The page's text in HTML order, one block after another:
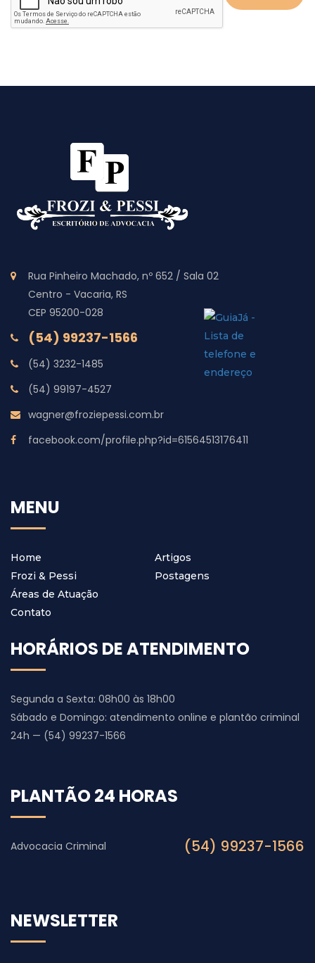
Rua Pinheiro Machado, nº 652 / Sala 02
Centro - Vacaria, RS
CEP 95200-028
(54) 99237-1566
(54) 3232-1485
(54) 99197-4527
wagner@froziepessi.com.br
facebook.com/profile.php?id=61564513176411
MENU
Home
Frozi & Pessi
Áreas de Atuação
Contato
Artigos
Postagens
HORÁRIOS DE ATENDIMENTO
Segunda a Sexta: 08h00 às 18h00
Sábado e Domingo: atendimento online e plantão criminal
24h — (54) 99237-1566
PLANTÃO 24 HORAS
Advocacia Criminal (54) 99237-1566
NEWSLETTER